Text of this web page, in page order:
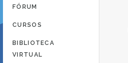
FÓRUM
CURSOS
BIBLIOTECA
VIRTUAL